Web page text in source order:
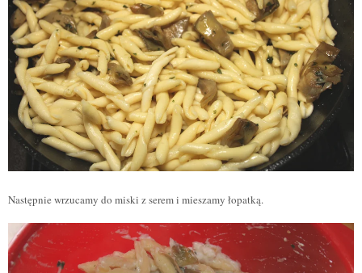
Następnie wrzucamy do miski z serem i mieszamy łopatką.